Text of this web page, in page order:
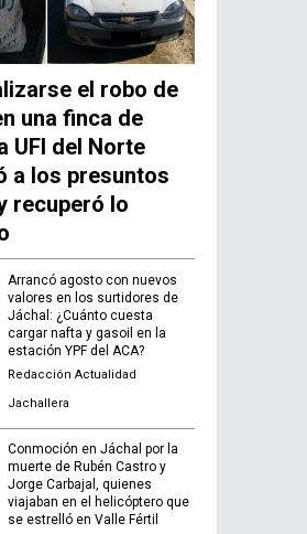
el robo de
una finca de
UFI del Norte
a los presuntos
recuperó lo
Arrancó agosto con nuevos
valores en los surtidores de
Jáchal: ¿Cuánto cuesta
cargar nafta y gasoil en la
estación YPF del ACA?
Redacción Actualidad
Jachallera
Conmoción en Jáchal por la
muerte de Rubén Castro y
Jorge Carbajal, quienes
viajaban en el helicóptero que
se estrelló en Valle Fértil